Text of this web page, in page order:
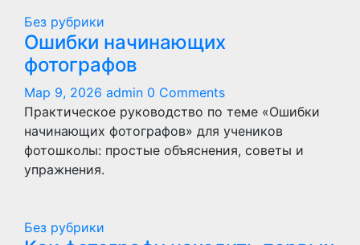
Без рубрики
Ошибки начинающих
фотографов
Мар 9, 2026 admin 0 Comments
Практическое руководство по теме «Ошибки
начинающих фотографов» для учеников
фотошколы: простые объяснения, советы и
упражнения.
Без рубрики